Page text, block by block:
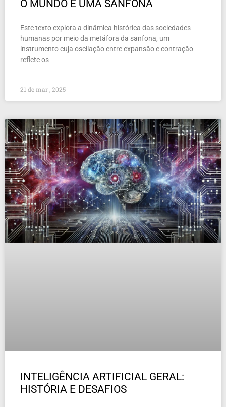
O MUNDO É UMA SANFONA
Este texto explora a dinâmica histórica das sociedades
humanas por meio da metáfora da sanfona, um
instrumento cuja oscilação entre expansão e contração
reflete os
21 de mar , 2025
INTELIGÊNCIA ARTIFICIAL GERAL:
HISTÓRIA E DESAFIOS